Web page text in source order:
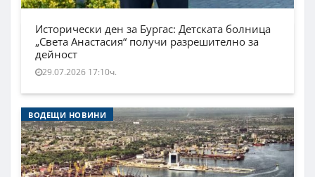
Исторически ден за Бургас: Детската болница
„Света Анастасия“ получи разрешително за
дейност
29.07.2026 17:10ч.
ВОДЕЩИ НОВИНИ